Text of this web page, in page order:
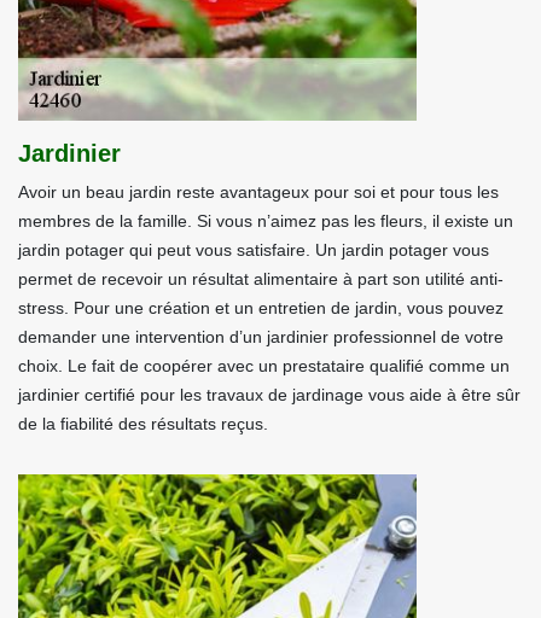
Jardinier
Avoir un beau jardin reste avantageux pour soi et pour tous les
membres de la famille. Si vous n’aimez pas les fleurs, il existe un
jardin potager qui peut vous satisfaire. Un jardin potager vous
permet de recevoir un résultat alimentaire à part son utilité anti-
stress. Pour une création et un entretien de jardin, vous pouvez
demander une intervention d’un jardinier professionnel de votre
choix. Le fait de coopérer avec un prestataire qualifié comme un
jardinier certifié pour les travaux de jardinage vous aide à être sûr
de la fiabilité des résultats reçus.